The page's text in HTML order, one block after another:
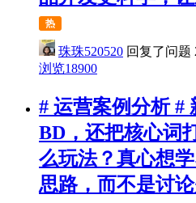
热
珠珠520520 回复了问题
浏览18900
# 运营案例分析 #
BD，还把核心词
么玩法？真心想
思路，而不是讨论